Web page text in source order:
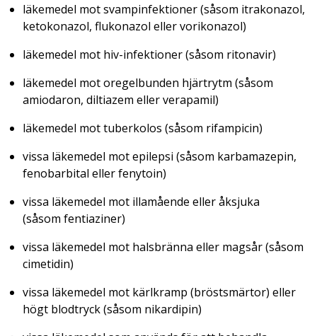
läkemedel mot svampinfektioner (såsom itrakonazol,
ketokonazol, flukonazol eller vorikonazol)
läkemedel mot hiv-infektioner (såsom ritonavir)
läkemedel mot oregelbunden hjärtrytm (såsom
amiodaron, diltiazem eller verapamil)
läkemedel mot tuberkolos (såsom rifampicin)
vissa läkemedel mot epilepsi (såsom karbamazepin,
fenobarbital eller fenytoin)
vissa läkemedel mot illamående eller åksjuka
(såsom fentiaziner)
vissa läkemedel mot halsbränna eller magsår (såsom
cimetidin)
vissa läkemedel mot kärlkramp (bröstsmärtor) eller
högt blodtryck (såsom nikardipin)